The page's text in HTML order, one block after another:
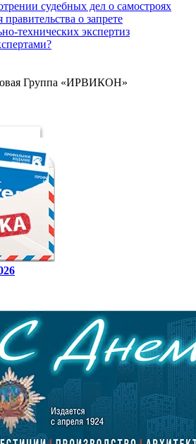
судебных дел о самостроях
о запрете
технических экспертиз
Группа «ИРВИКОН»